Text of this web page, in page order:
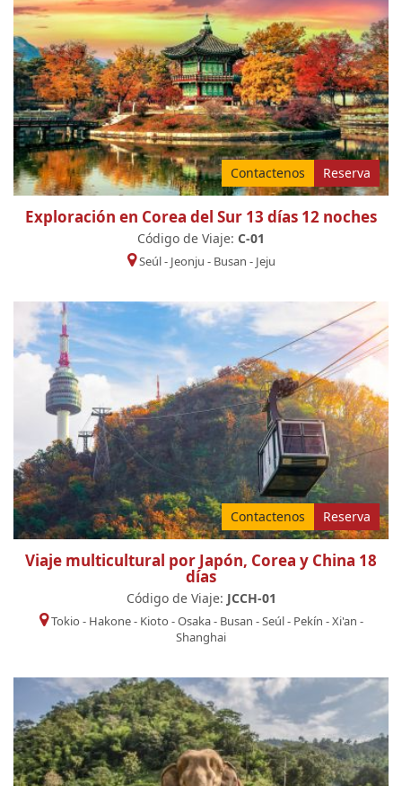
Contactenos Reserva
Exploración en Corea del Sur 13 días 12 noches
Código de Viaje: C-01
Seúl- Jeonju - Busan - Jeju
Contactenos Reserva
Viaje multicultural por Japón, Corea y China 18
días
Código de Viaje: JCCH-01
Tokio - Hakone- Kioto -Osaka- Busan -Seúl- Pekín -Xi'an -
Shanghai